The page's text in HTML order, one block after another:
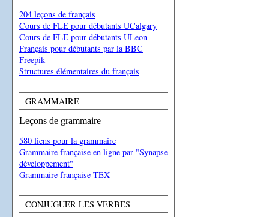
204 leçons de français
Cours de FLE pour débutants UCalgary
Cours de FLE pour débutants ULeon
Français pour débutants par la BBC
Freepik
Structures élémentaires du français
GRAMMAIRE
Leçons de grammaire
580 liens pour la grammaire
Grammaire française en ligne par "Synapse
développement"
Grammaire française TEX
CONJUGUER LES VERBES